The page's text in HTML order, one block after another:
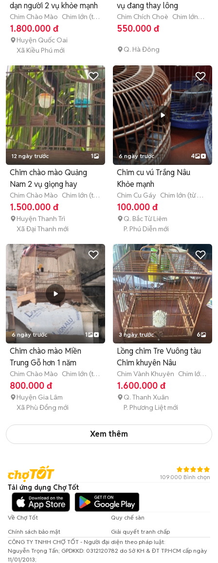
dạn người 2 vụ khỏe mạnh
Chim Chào Mào Chim lớn (từ
3 tháng tuổi)
1.800.000 đ
Huyện Quốc Oai
Xã Kiều Phú mới
vụ đang thay lông
Chim Chích Choè Chim lớn
(từ 3 tháng tuổi)
550.000 đ
Q. Hà Đông
12 ngày trước 1
Chim chào mào Quảng
Nam 2 vụ giọng hay
Chim Chào Mào Chim lớn (từ
3 tháng tuổi)
1.500.000 đ
Huyện Thanh Trì
Xã Đại Thanh mới
6 ngày trước 4
Chim cu vú Trắng Nâu
Khỏe mạnh
Chim Cu Gáy Chim lớn (từ 3
tháng tuổi)
100.000 đ
Q. Bắc Từ Liêm
P. Phú Diễn mới
6 ngày trước 1
Chim chào mào Miền
Trung Gỗ hơn 1 năm
Chim Chào Mào Chim lớn (từ
3 tháng tuổi)
800.000 đ
Huyện Gia Lâm
Xã Phù Đổng mới
3 ngày trước 6
Lồng chim Tre Vuông tàu
Chim khuyên Nâu
Chim Vành Khuyên Chim lớn
(từ 3 tháng tuổi)
1.600.000 đ
Q. Thanh Xuân
P. Phương Liệt mới
Xem thêm
109.000 Bình chọn
Tải ứng dụng Chợ Tốt
Về Chợ Tốt
Quy chế sàn
Chính sách bảo mật
Giải quyết tranh chấp
CÔNG TY TNHH CHỢ TỐT - Người đại diện theo pháp luật:
Nguyễn Trọng Tấn; GPDKKD: 0312120782 do Sở KH & ĐT TP.HCM cấp ngày
11/01/2013;